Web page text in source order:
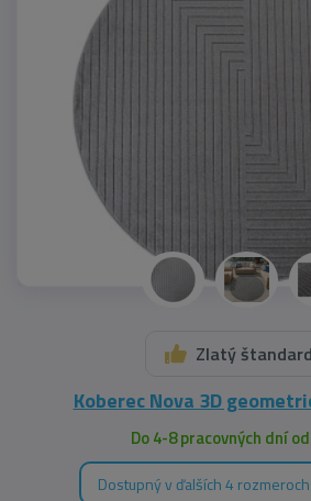
Zlatý štandard
Koberec Nova 3D
Do 4-8 pracovných dní
Dostupný v ďalších 4 rozmeroch